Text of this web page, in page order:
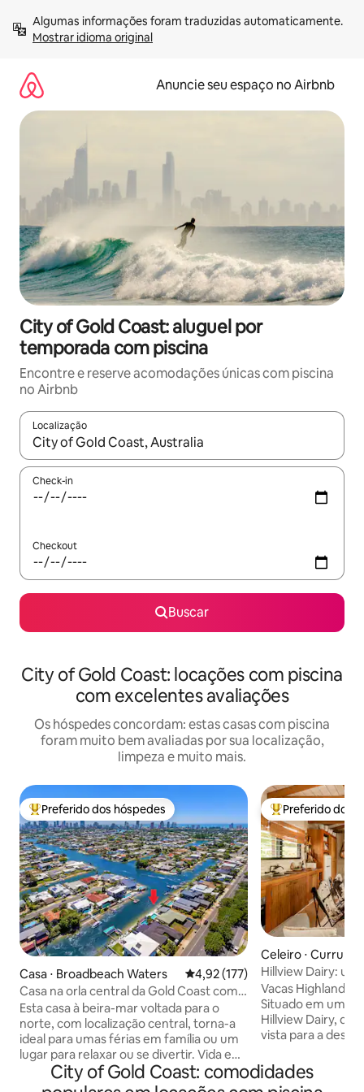
para
Mostrar idioma original
Anuncie seu espaço no Airbnb
City of Gold Coast: aluguel por
temporada com piscina
Encontre e reserve acomodações únicas com piscina
no Airbnb
Localização
Quando os resultados estiverem disponíveis, explore-os
Check-in
Checkout
Buscar
City of Gold Coast: locações com piscina
com excelentes avaliações
Os hóspedes concordam: estas casas com piscina
foram muito bem avaliadas por sua localização,
limpeza e muito mais.
Entre os melhores preferidos dos hóspedes
Preferido dos hóspedes
Casa ⋅ Broadbeach Waters 4,92 de uma avaliação média de
4,92 (177)
Casa na orla central da Gold Coast com
piscina
Esta casa à beira-mar voltada para o
norte, com localização central, torna-a
ideal para umas férias em família ou um
lugar para relaxar ou se divertir. Vida em
plano aberto que flui para sua área ao ar
livre com vista para a hidrovia Gold Coast
Entre os
Preferido dos
Celeiro ⋅
Hillview Dairy:
Vacas da fazenda
Vacas Highland
Situado em um
Hillview Dairy, de
vista para a
Creek e para a
vale. 🐮 Vacas e bezerros todos os dias
City of Gold Coast: comodidades